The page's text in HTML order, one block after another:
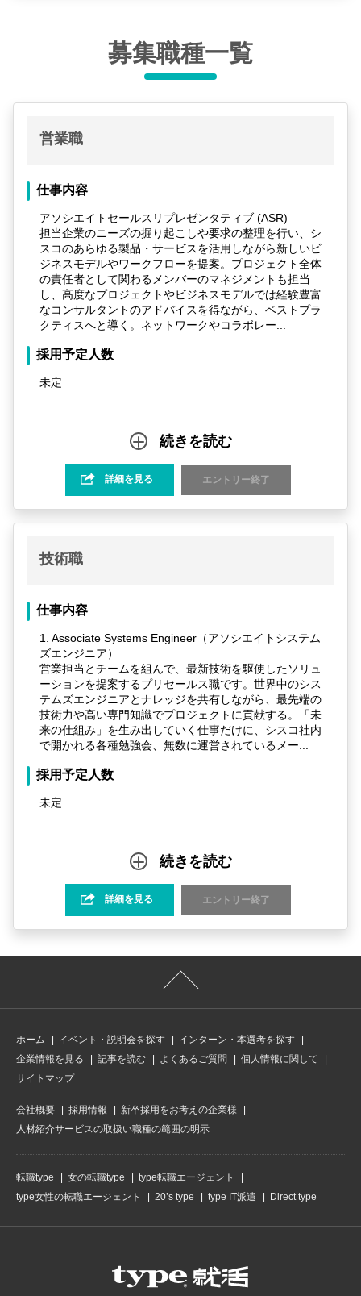
募集職種一覧
営業職
仕事内容
アソシエイトセールスリプレゼンタティブ (ASR)
担当企業のニーズの掘り起こしや要求の整理を行い、シ
スコのあらゆる製品・サービスを活用しながら新しいビ
ジネスモデルやワークフローを提案。プロジェクト全体
の責任者として関わるメンバーのマネジメントも担当
し、高度なプロジェクトやビジネスモデルでは経験豊富
なコンサルタントのアドバイスを得ながら、ベストプラ
クティスへと導く。ネットワークやコラボレー...
採用予定人数
未定
続きを読む
詳細を見る エントリー終了
技術職
仕事内容
1. Associate Systems Engineer（アソシエイトシステム
ズエンジニア）
営業担当とチームを組んで、最新技術を駆使したソリュ
ーションを提案するプリセールス職です。世界中のシス
テムズエンジニアとナレッジを共有しながら、最先端の
技術力や高い専門知識でプロジェクトに貢献する。「未
来の仕組み」を生み出していく仕事だけに、シスコ社内
で開かれる各種勉強会、無数に運営されているメー...
採用予定人数
未定
続きを読む
詳細を見る エントリー終了
ホーム イベント・説明会を探す
インターン・本選考を探す
企業情報を見る
記事を読む よくあるご質問
個人情報に関して
サイトマップ
会社概要 採用情報
新卒採用をお考えの企業様
人材紹介サービスの取扱い職種の範囲の明示
転職type 女の転職type
type転職エージェント
type女性の転職エージェント
20’s type type IT派遣 Direct type